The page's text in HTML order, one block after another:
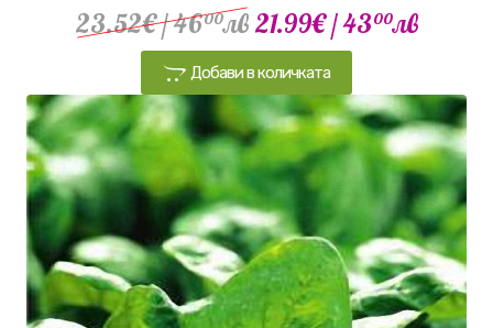
23.52€/ 4600лв 21.99€/ 4300лв
Добави в количката